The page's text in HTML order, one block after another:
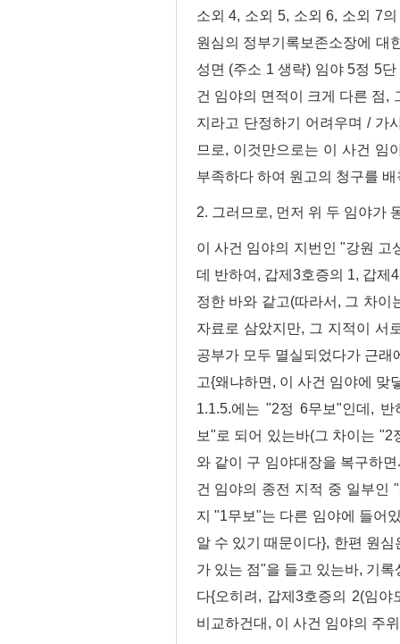
소외 4, 소외 5, 소외 6, 소외 7
원심의 정부기록보존소장에 대
성면 (주소 1 생략) 임야 5정 5
건 임야의 면적이 크게 다른 점,
지라고 단정하기 어려우며 / 가
므로, 이것만으로는 이 사건 임
부족하다 하여 원고의 청구를
2. 그러므로, 먼저 위 두 임야가
이 사건 임야의 지번인 "강원
데 반하여, 갑제3호증의 1, 갑제
정한 바와 같고(따라서, 그 차
자료로 삼았지만, 그 지적이 서
공부가 모두 멸실되었다가 근
고{왜냐하면, 이 사건 임야에 맞
1.1.5.에는 "2정 6무보"인데,
보"로 되어 있는바(그 차이는
와 같이 구 임야대장을 복구하
건 임야의 종전 지적 중 일부인
지 "1무보"는 다른 임야에 들어
알 수 있기 때문이다}, 한편 원
가 있는 점"을 들고 있는바, 기
다{오히려, 갑제3호증의 2(임
비교하건대, 이 사건 임야의 주